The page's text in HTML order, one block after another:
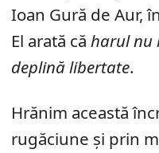
Ioan Gură de Aur,
El arată că harul nu
deplină libertate.
Hrănim această
rugăciune și prin